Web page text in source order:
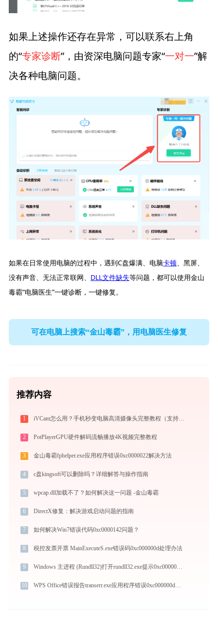
如果上述操作还存在异常，可以联系右上角
的“专家诊断”，由资深电脑问题专家“一对一”解
决各种电脑问题。
如果在日常使用电脑的过程中，遇到C盘爆满、电脑卡顿、黑屏、
没有声音、无法正常联网、 DLL文件缺失等问题，都可以使用金山
毒霸“电脑医生”一键诊断，一键修复。
可在电脑上搜索“金山毒霸”，用电脑医生修复
推荐内容
1 iVCam怎么用？手机秒变电脑高清摄像头完整教程（支持WiFi/USB双模式）
2 PotPlayerGPU硬件解码流畅播放4K视频完整教程
3 金山毒霸fphelper.exe应用程序错误0xc0000022解决方法
4 c盘kingsoft可以删除吗？详细解答与操作指南
5 wpcap.dll加载不了？如何解决这一问题 -金山毒霸
6 DirectX修复：解决游戏启动问题的指南
7 如何解决Win7错误代码0xc0000142问题？
8 税控发票开票 MainExecuteS.exe错误码0xc000000d处理办法
9 Windows 主进程 (Rundll32)打开rundll32.exe提示0xc0000008错误码怎么办
10 WPS Office错误报告transerr.exe应用程序错误0xc000000d解决方法